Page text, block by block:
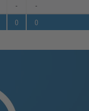
-
-
0 0